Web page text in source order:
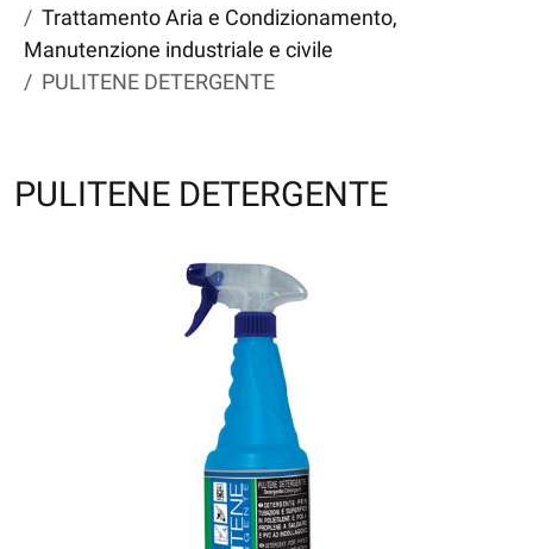
Trattamento Aria e Condizionamento,
Manutenzione industriale e civile
PULITENE DETERGENTE
PULITENE DETERGENTE